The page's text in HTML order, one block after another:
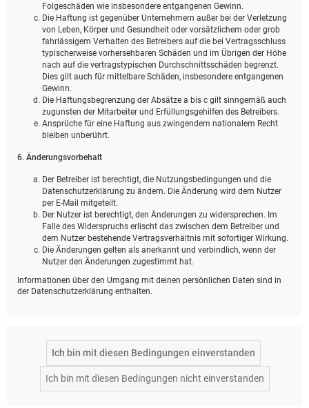
Folgeschäden wie insbesondere entgangenen Gewinn.
Die Haftung ist gegenüber Unternehmern außer bei der Verletzung
von Leben, Körper und Gesundheit oder vorsätzlichem oder grob
fahrlässigem Verhalten des Betreibers auf die bei Vertragsschluss
typischerweise vorhersehbaren Schäden und im Übrigen der Höhe
nach auf die vertragstypischen Durchschnittsschäden begrenzt.
Dies gilt auch für mittelbare Schäden, insbesondere entgangenen
Gewinn.
Die Haftungsbegrenzung der Absätze a bis c gilt sinngemäß auch
zugunsten der Mitarbeiter und Erfüllungsgehilfen des Betreibers.
Ansprüche für eine Haftung aus zwingendem nationalem Recht
bleiben unberührt.
6. Änderungsvorbehalt
Der Betreiber ist berechtigt, die Nutzungsbedingungen und die
Datenschutzerklärung zu ändern. Die Änderung wird dem Nutzer
per E-Mail mitgeteilt.
Der Nutzer ist berechtigt, den Änderungen zu widersprechen. Im
Falle des Widerspruchs erlischt das zwischen dem Betreiber und
dem Nutzer bestehende Vertragsverhältnis mit sofortiger Wirkung.
Die Änderungen gelten als anerkannt und verbindlich, wenn der
Nutzer den Änderungen zugestimmt hat.
Informationen über den Umgang mit deinen persönlichen Daten sind in
der Datenschutzerklärung enthalten.